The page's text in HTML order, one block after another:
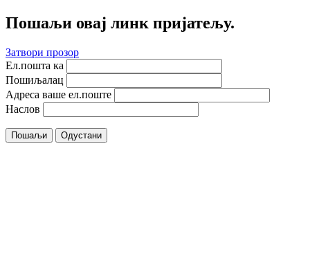
Пошаљи овај линк пријатељу.
Затвори прозор
Ел.пошта ка
Пошиљалац
Адреса ваше ел.поште
Наслов
Пошаљи Одустани